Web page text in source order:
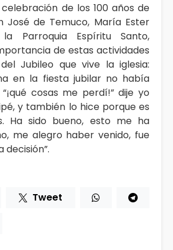
de los 100 años de
José de Temuco, María Ester
Parroquia Espíritu Santo,
de estas actividades
Jubileo que vive la iglesia:
en la fiesta jubilar no había
cosas me perdí!” dije yo
y también lo hice porque es
Ha sido bueno, esto me ha
me alegro haber venido, fue
decisión”.
Tweet